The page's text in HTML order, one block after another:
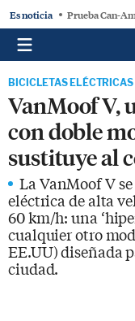
Es noticia Prueba Can-
BICICLETAS ELÉCTRICAS
VanMoof V,
con doble
sustituye al
La VanMoof V
eléctrica de alta
60 km/h: una
cualquier otro
EE.UU) diseñada
ciudad.